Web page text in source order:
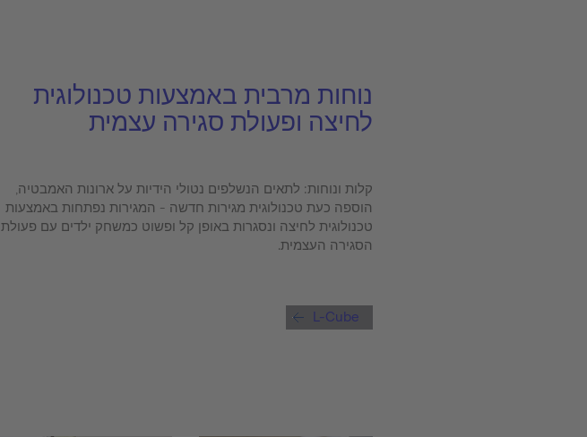
נוחות מרבית באמצעות טכנולוגית
לחיצה ופעולת סגירה עצמית
קלות ונוחות: לתאים הנשלפים נטולי הידיות על ארונות האמבטיה,
הוספה כעת טכנולוגית מגירות חדשה - המגירות נפתחות באמצעות
טכנולוגית לחיצה ונסגרות באופן קל ופשוט כמשחק ילדים עם פעולת
הסגירה העצמית.
L-Cube